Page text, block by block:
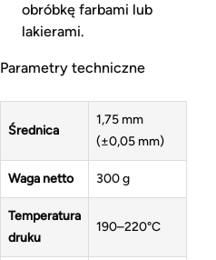
obróbkę farbami lub
lakierami.
Parametry techniczne
Średnica
1,75 mm
(±0,05 mm)
Waga netto 300 g
Temperatura
druku
190–220°C